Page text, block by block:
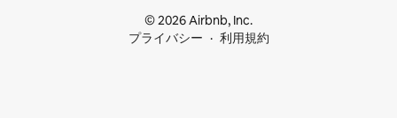
© 2026 Airbnb, Inc.
プライバシー
利用規約